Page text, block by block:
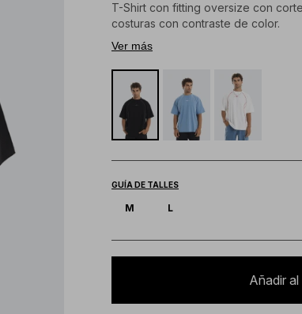
T-Shirt con fitting oversize con
costuras con contraste de color.
Logo bordado en el pecho centrado.
Composición:
100% algodón
Ver más
GUÍA DE TALLES
M L
Añadir